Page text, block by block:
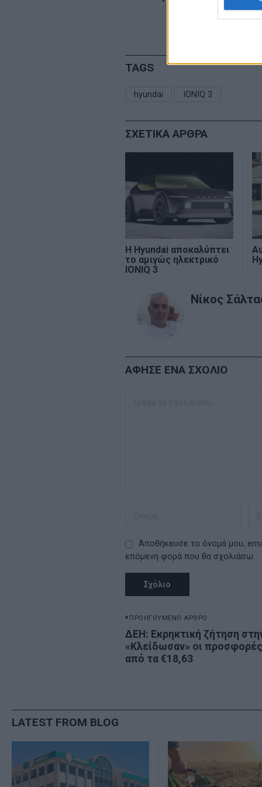
TAGS
hyundai IONIQ 3
ΣΧΕΤΙΚΑ ΑΡΘΡΑ
H Hyundai αποκαλύπτει
το αμιγώς ηλεκτρικό
IONIQ 3
Νίκος
ΑΦΗΣΕ ΕΝΑ ΣΧΟΛΙΟ
Αποθήκευσε το όνομά μου,
επόμενη φορά που θα σχολιάσω.
Πλοήγηση
άρθρων
ΠΡΟΗΓΟΥΜΕΝΟ ΑΡΘΡΟ
Previous
post:
ΔΕΗ: Εκρηκτική ζήτηση
«Κλείδωσαν» οι
από τα €18,63
LATEST FROM BLOG